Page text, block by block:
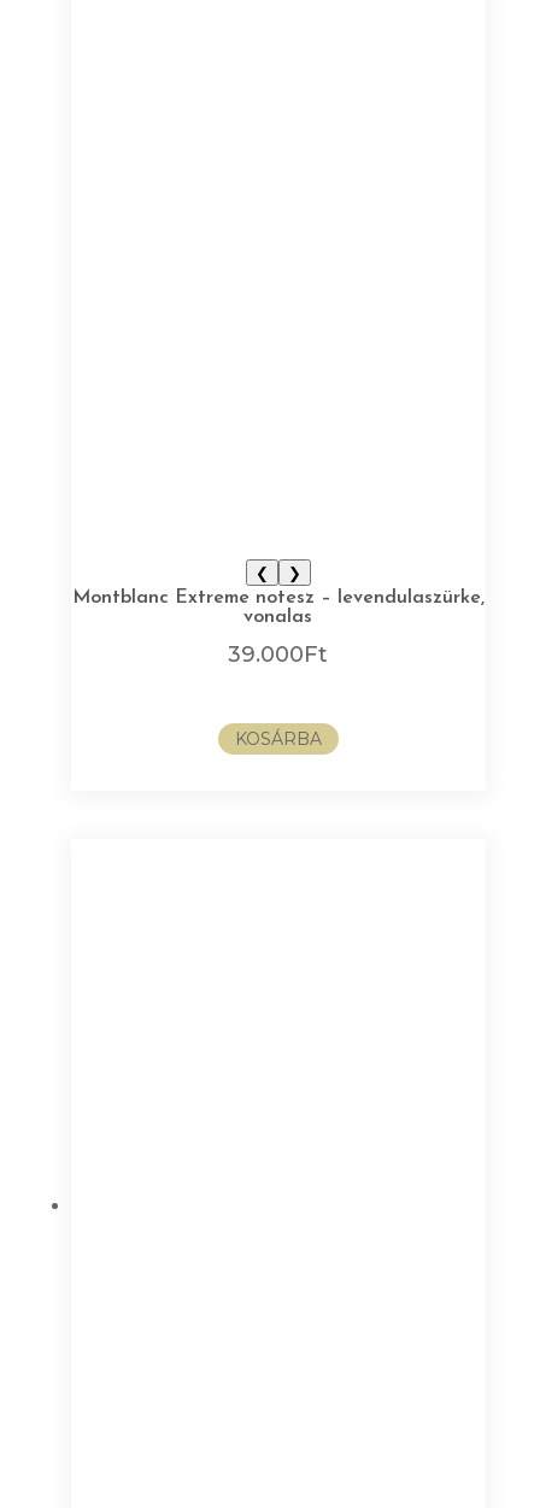
❮
❯
Montblanc Extreme notesz – levendulaszürke,
vonalas
39.000Ft
KOSÁRBA